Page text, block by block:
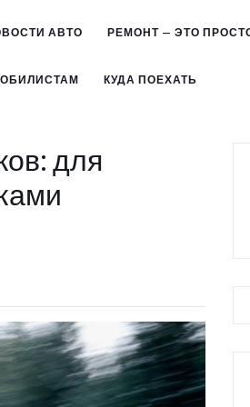
АВТО РЕМОНТ — ЭТО
КУДА ПОЕХАТЬ
для